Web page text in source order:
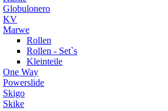
Globulonero
KV
Marwe
Rollen
Rollen - Set`s
Kleinteile
One Way
Powerslide
Skigo
Skike